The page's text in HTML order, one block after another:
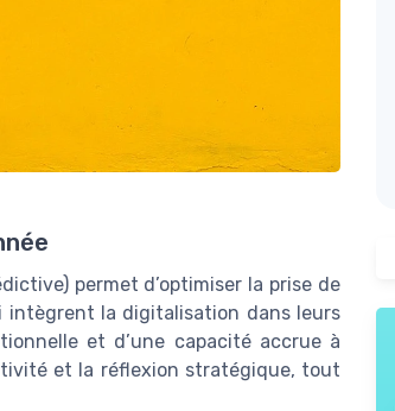
permet d’optimiser la prise de
intègrent la digitalisation dans leurs
et d’une capacité accrue à
et la réflexion stratégique, tout